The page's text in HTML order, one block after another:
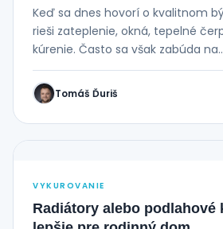
Keď sa dnes hovorí o kvalitnom
rieši zateplenie, okná, tepelné
kúrenie. Často sa však zabúda
Tomáš Ďuriš
VYKUROVANIE
Radiátory alebo podlahové